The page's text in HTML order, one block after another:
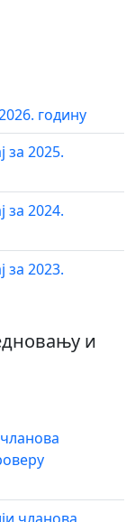
годину
за 2025.
за 2024.
за 2023.
и